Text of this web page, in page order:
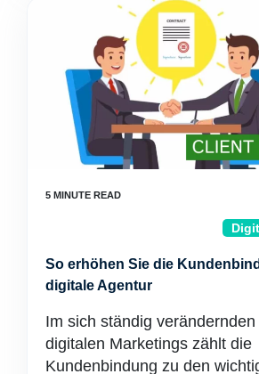
So erhöhen Sie die
digitale Agentur
Im sich ständig
digitalen Marketings zählt die
Kundenbindung zu den